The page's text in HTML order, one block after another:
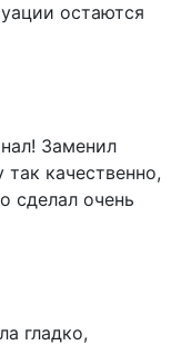
остаются
Заменил
качественно,
сделал очень
гладко,